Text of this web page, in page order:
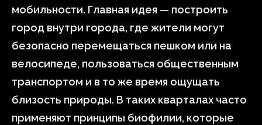
мобильности. Главная идея — построить
город внутри города, где жители могут
безопасно перемещаться пешком или на
велосипеде, пользоваться общественным
транспортом и в то же время ощущать
близость природы. В таких кварталах часто
применяют принципы биофилии, которые